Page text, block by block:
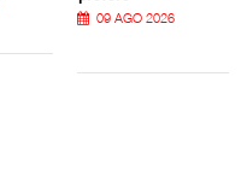
09 AGO 2026